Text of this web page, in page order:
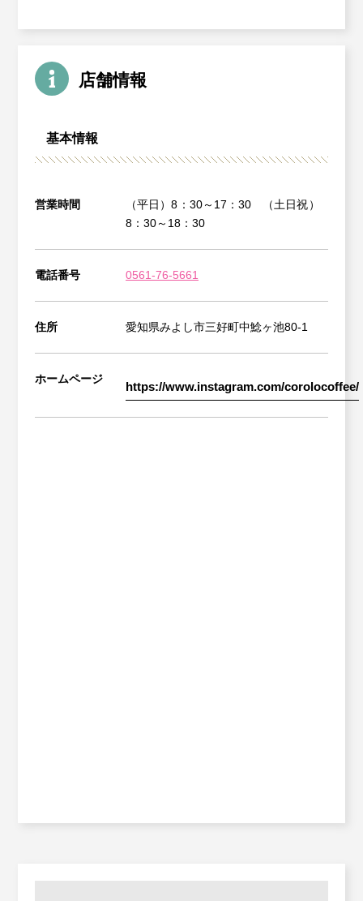
店舗情報
基本情報
営業時間
（平日）8：30～17：30 （土日祝）
8：30～18：30
電話番号 0561-76-5661
住所 愛知県みよし市三好町中鯰ヶ池80-1
ホームページ
https://www.instagram.com/corolocoffee/